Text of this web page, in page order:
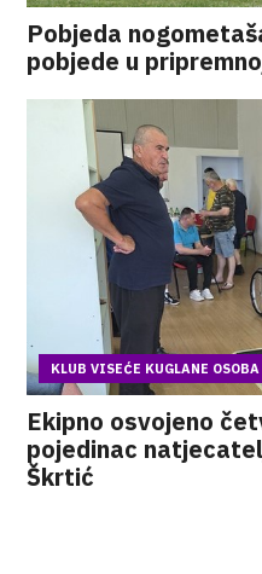
Pobjeda
pobjede u
KLUB VISEĆE KUGLANE
Ekipno osvojeno
pojedinac
Škrtić